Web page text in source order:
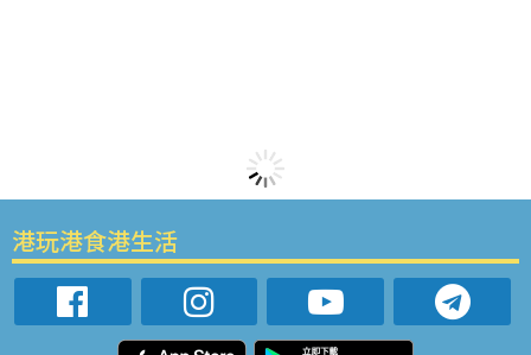
港玩港食港生活